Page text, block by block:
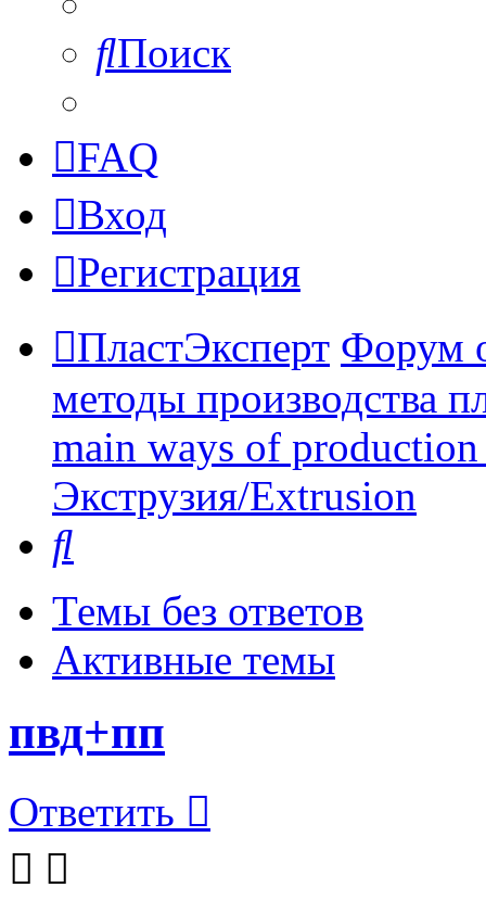
Поиск
FAQ
Вход
Регистрация
ПластЭксперт Форум
методы производства
main ways of
Экструзия/Extrusion
Темы без ответов
Активные темы
пвд+пп
Ответить